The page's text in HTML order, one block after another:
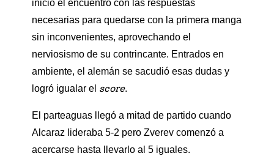
inició el encuentro con las respuestas
necesarias para quedarse con la primera manga
sin inconvenientes, aprovechando el
nerviosismo de su contrincante. Entrados en
ambiente, el alemán se sacudió esas dudas y
logró igualar el score.
El parteaguas llegó a mitad de partido cuando
Alcaraz lideraba 5-2 pero Zverev comenzó a
acercarse hasta llevarlo al 5 iguales.